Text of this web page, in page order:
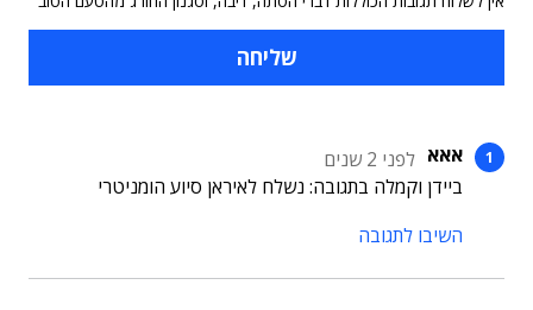
אאא לפני 2 שנים
ביידן וקמלה בתגובה: נשלח לאיראן סיוע הומניטרי
השיבו לתגובה